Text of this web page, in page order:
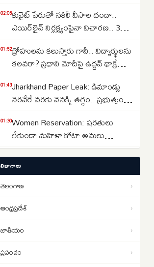
02:05కువైట్ పేరుతో నకిలీ వీసాల దందా..
ఎయిర్‌లైన్ నిర్లక్ష్యంపైనా విచారణ.. 39
01:52ద్రోహులను కలుస్తారు గానీ.. విద్యార్థులను
కలవరా? ప్రధాని మోదీపై ఉద్ధవ్ థాక్రే
01:43Jharkhand Paper Leak: డిమాండ్లు
నెరవేరే వరకు వెనక్కి తగ్గం.. ప్రభుత్వంతో
01:30Women Reservation: షరతులు
లేకుండా మహిళా కోటా అమలు
చేయాలి.. రాహుల్ గాంధీ డిమాండ్
01:13Strait of Hormuz: హోర్ముజ్ జలసంధిని
తెరవాలంటే ఇరాన్‌తో ట్రంప్ రాజీ
పడాల్సిందే
ఇరాన్ యుద్ధం నుంచి బయటపడదాం..
ట్రంప్‌కు సెంట్కామ్ అధిపతి డాన్ కెయిన్
విభాగాలు
తెలంగాణ ›
ఆంధ్రప్రదేశ్ ›
జాతీయం ›
ప్రపంచం ›